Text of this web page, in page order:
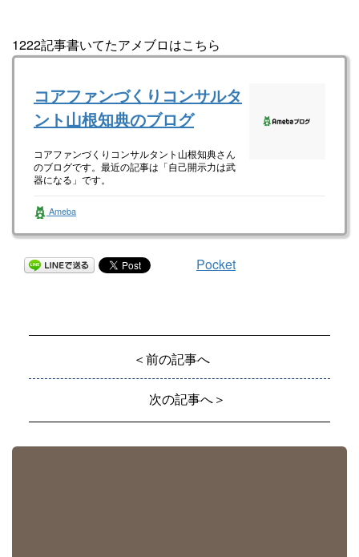
1222記事書いてたアメブロはこちら
コアファンづくりコンサルタ
ント山根知典のブログ
コアファンづくりコンサルタント山根知典さん
のブログです。最近の記事は「自己開示力は武
器になる」です。
Ameba
Pocket
＜前の記事へ
次の記事へ＞